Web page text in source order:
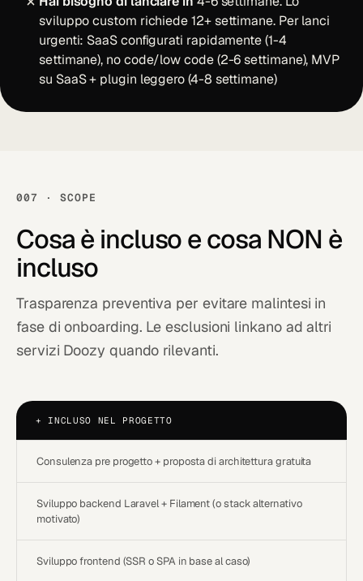
sviluppo custom richiede 12+ settimane. Per lanci
urgenti: SaaS configurati rapidamente (1-4
settimane), no code/low code (2-6 settimane), MVP
su SaaS + plugin leggero (4-8 settimane)
007 · SCOPE
Cosa è inclusoe cosa NON è
incluso
Trasparenza preventiva per evitare malintesi in
fase di onboarding. Le esclusioni linkano ad altri
servizi Doozy quando rilevanti.
+ INCLUSO NEL PROGETTO
Consulenza pre progetto + proposta di architettura gratuita
Sviluppo backend Laravel + Filament (o stack alternativo
motivato)
Sviluppo frontend (SSR o SPA in base al caso)